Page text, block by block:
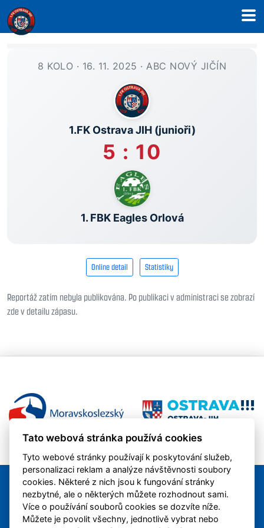
8 KOLO · 16. 11. 2025 · ABC NOVÝ JIČÍN
1.FK Ostrava JIH (junioři)
5 : 10
1. FBK Eagles Orlová
Online detail Statistiky
Reportáž zatím nebyla publikována. Po publikaci v administraci se zobrazí
zde v detailu zápasu.
Tato webová stránka používá cookies
Tyto webové stránky používají k poskytování služeb,
personalizaci reklam a analýze návštěvnosti soubory
cookies. Některé z nich jsou k fungování stránky
nezbytné, ale o některých můžete rozhodnout sami.
Více o používání souborů cookies se dozvíte níže.
Můžete je povolit všechny, jednotlivě vybrat nebo